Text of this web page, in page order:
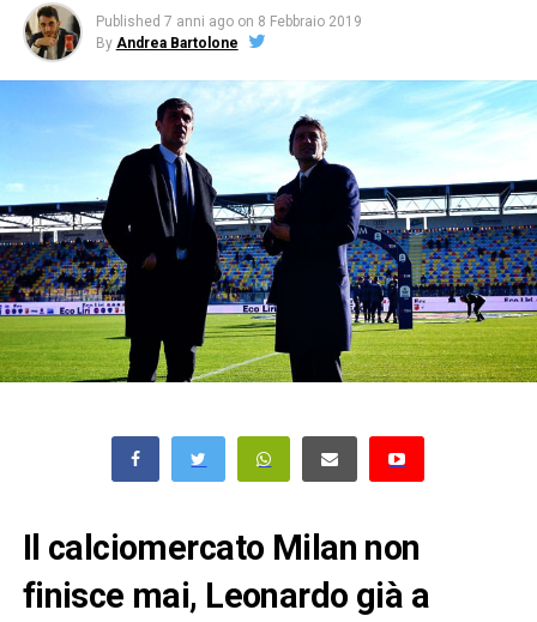
Published 7 anni ago on 8 Febbraio 2019
By Andrea Bartolone
Il calciomercato Milan non
finisce mai, Leonardo già a